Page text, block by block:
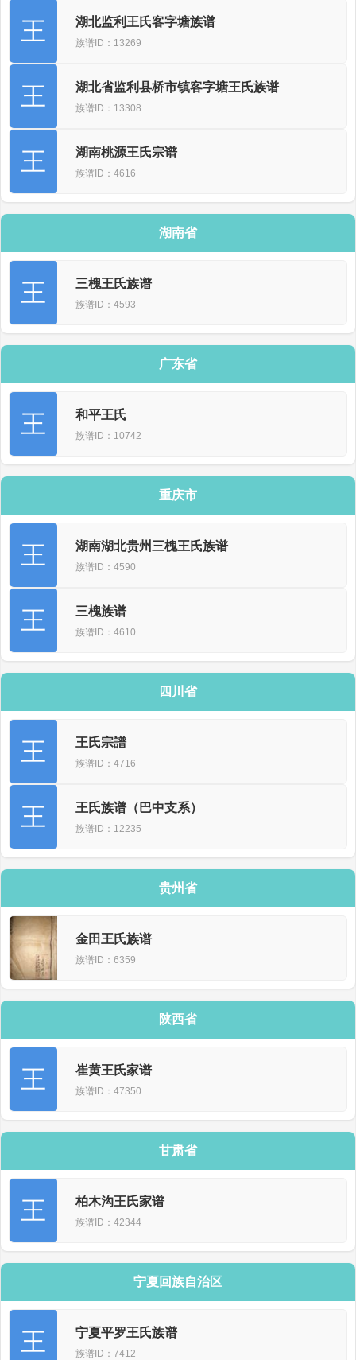
王 湖北监利王氏客字塘族谱
族谱ID：13269
王 湖北省监利县桥市镇客字塘王氏族谱
族谱ID：13308
王 湖南桃源王氏宗谱
族谱ID：4616
湖南省
王 三槐王氏族谱
族谱ID：4593
广东省
王 和平王氏
族谱ID：10742
重庆市
王 湖南湖北贵州三槐王氏族谱
族谱ID：4590
王 三槐族谱
族谱ID：4610
四川省
王 王氏宗譜
族谱ID：4716
王 王氏族谱（巴中支系）
族谱ID：12235
贵州省
金田王氏族谱
族谱ID：6359
陕西省
王 崔黄王氏家谱
族谱ID：47350
甘肃省
王 柏木沟王氏家谱
族谱ID：42344
宁夏回族自治区
王 宁夏平罗王氏族谱
族谱ID：7412